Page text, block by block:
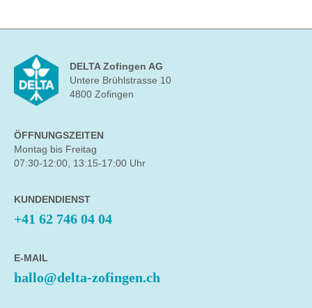
DELTA Zofingen AG
Untere Brühlstrasse 10
4800 Zofingen
ÖFFNUNGSZEITEN
Montag bis Freitag
07:30-12:00, 13:15-17:00 Uhr
KUNDENDIENST
+41 62 746 04 04
E-MAIL
hallo@delta-zofingen.ch